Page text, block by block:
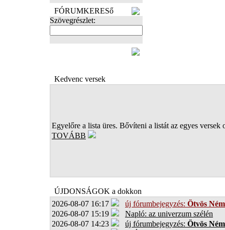
FÓRUMKERESő
Szövegrészlet:
Kedvenc versek
Egyelőre a lista üres. Bővíteni a listát az egyes versek
TOVÁBB
ÚJDONSÁGOK a dokkon
2026-08-07 16:17
új fórumbejegyzés: Ötvös
2026-08-07 15:19
Napló: az univerzum szélén
2026-08-07 14:23
új fórumbejegyzés: Ötvös